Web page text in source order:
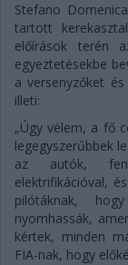
Stefano
tartott
előírások terén
egyeztetésekbe
a versenyzőket
illeti:
„Úgy vélem, a fő
legegyszerűbbek
az autók,
elektrifikációval,
pilótáknak,
nyomhassák,
kértek, minden
FIA-nak, hogy